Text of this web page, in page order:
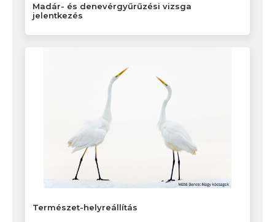
Madár- és denevérgyűrűzési vizsga
jelentkezés
Természet-helyreállítás